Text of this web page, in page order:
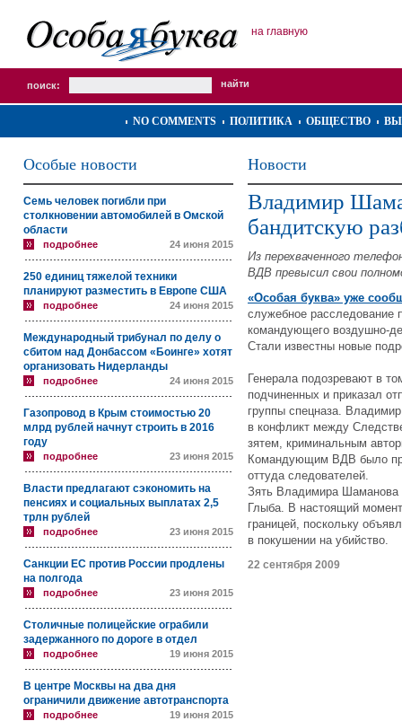
на главную
поиск:
NO COMMENTS ПОЛИТИКА ОБЩЕСТВО
Особые новости
Семь человек погибли при
столкновении автомобилей в Омской
области
подробнее 24 июня 2015
250 единиц тяжелой техники
планируют разместить в Европе США
подробнее 24 июня 2015
Международный трибунал по делу о
сбитом над Донбассом «Боинге» хотят
организовать Нидерланды
подробнее 24 июня 2015
Газопровод в Крым стоимостью 20
млрд рублей начнут строить в 2016
году
подробнее 23 июня 2015
Власти предлагают сэкономить на
пенсиях и социальных выплатах 2,5
трлн рублей
подробнее 23 июня 2015
Санкции ЕС против России продлены
на полгода
подробнее 23 июня 2015
Столичные полицейские ограбили
задержанного по дороге в отдел
подробнее 19 июня 2015
В центре Москвы на два дня
ограничили движение автотранспорта
подробнее 19 июня 2015
Новости
Владимир
бандитскую
Из перехваченного
ВДВ превысил свои
«Особая буква» уже
служебное расследование
командующего воздушно-
Стали известны новые
Генерала подозревают в
подчиненных и приказал
группы спецназа.
в конфликт между
зятем, криминальным
Командующим ВДВ было
оттуда следователей.
Зять Владимира Шаманова
Глыба. В настоящий
границей, поскольку
в покушении на убийство.
22 сентября 2009